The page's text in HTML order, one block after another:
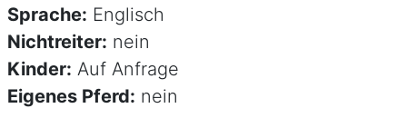
Sprache: Englisch
Nichtreiter: nein
Kinder: Auf Anfrage
Eigenes Pferd: nein